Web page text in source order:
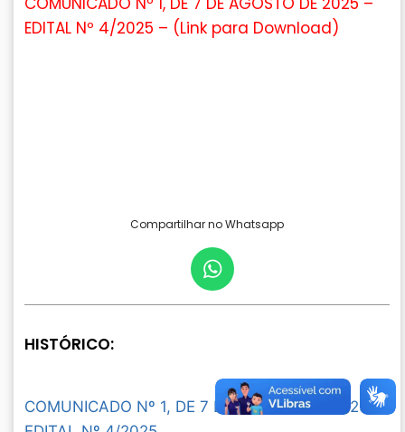
EDITAL Nº 4/2025 – (Link para Download)
Compartilhar no Whatsapp
HISTÓRICO:
COMUNICADO Nº 1, DE 7 DE AGOSTO DE 2025 -